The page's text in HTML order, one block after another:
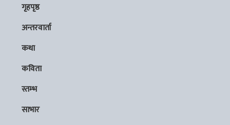
गृहपृष्ठ
अन्तरवार्ता
कथा
कविता
स्तम्भ
साभार